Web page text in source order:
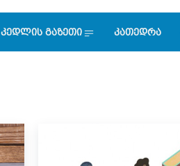
კედლის გაზეთი კათედრა